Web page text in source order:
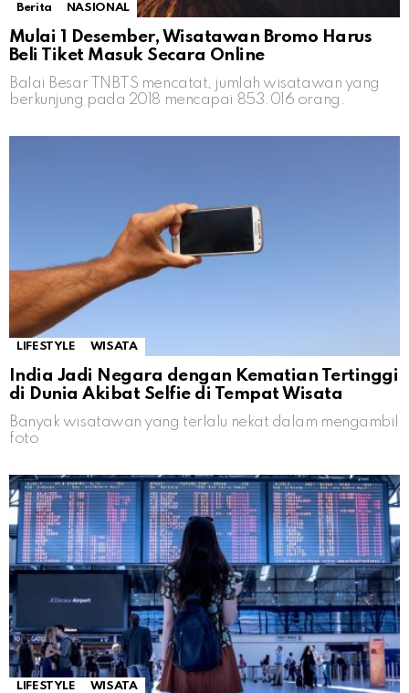
Berita NASIONAL
Mulai 1 Desember, Wisatawan Bromo Harus
Beli Tiket Masuk Secara Online
Balai Besar TNBTS mencatat, jumlah wisatawan yang
berkunjung pada 2018 mencapai 853.016 orang.
LIFESTYLE WISATA
India Jadi Negara dengan Kematian Tertinggi
di Dunia Akibat Selfie di Tempat Wisata
Banyak wisatawan yang terlalu nekat dalam mengambil
foto
LIFESTYLE WISATA